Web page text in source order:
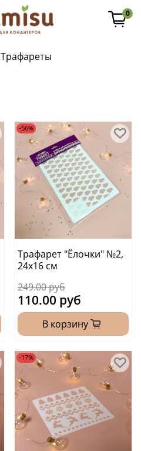
0
Трафареты
-56%
Трафарет "Ёлочки" №2,
24х16 см
249.00 руб
110.00 руб
В корзину
-17%